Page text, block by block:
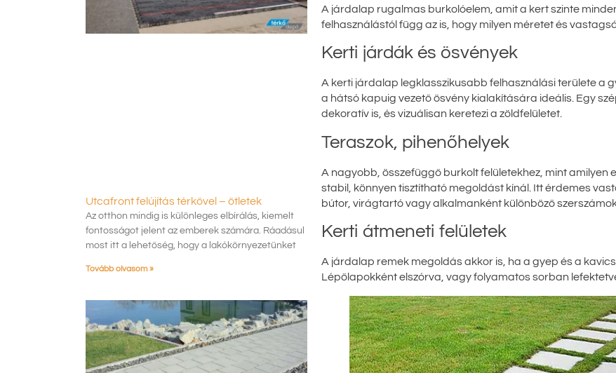
Utcafront felújítás térkővel – ötletek
Az otthon mindig is különleges elbírálás, kiemelt
fontosságot jelent az emberek számára. Ráadásul
most itt a lehetőség, hogy a lakókörnyezetünket
Tovább olvasom »
A járdalap rugalmas burkolóelem, amit a kert szinte
felhasználástól függ az is, hogy milyen méretet és
Kerti járdák és ösvények
A kerti járdalap legklasszikusabb felhasználási területe a
a hátsó kapuig vezető ösvény kialakítására ideális. Egy
dekoratív is, és vizuálisan keretezi a zöldfelületet.
Teraszok, pihenőhelyek
A nagyobb, összefüggő burkolt felületekhez, mint amilyen
stabil, könnyen tisztítható megoldást kínál. Itt érdemes
bútor, virágtartó vagy alkalmanként különböző
Kerti átmeneti felületek
A járdalap remek megoldás akkor is, ha a gyep és a
Lépőlapokként elszórva, vagy folyamatos sorban